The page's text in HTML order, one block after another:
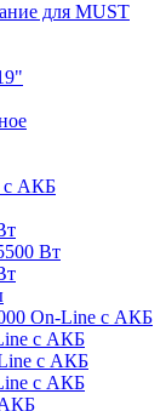
для MUST
с АКБ
Вт
On-Line с АКБ
с АКБ
с АКБ
с АКБ
АКБ